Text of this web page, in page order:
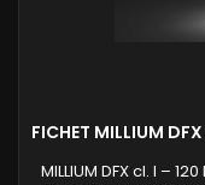
FICHET MILLIUM
MILLIUM DFX cl. I –